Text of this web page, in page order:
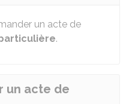
un acte de
.
un acte de